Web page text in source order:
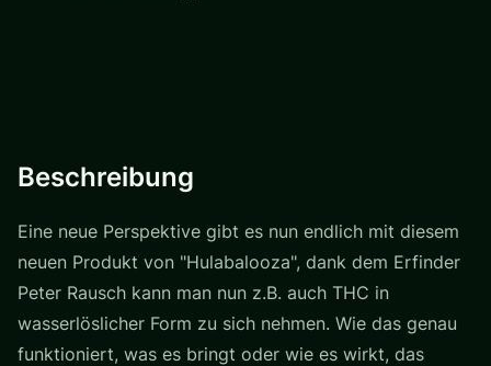
Beschreibung
Eine neue Perspektive gibt es nun endlich mit diesem
neuen Produkt von "Hulabalooza", dank dem Erfinder
Peter Rausch kann man nun z.B. auch THC in
wasserlöslicher Form zu sich nehmen. Wie das genau
funktioniert, was es bringt oder wie es wirkt, das